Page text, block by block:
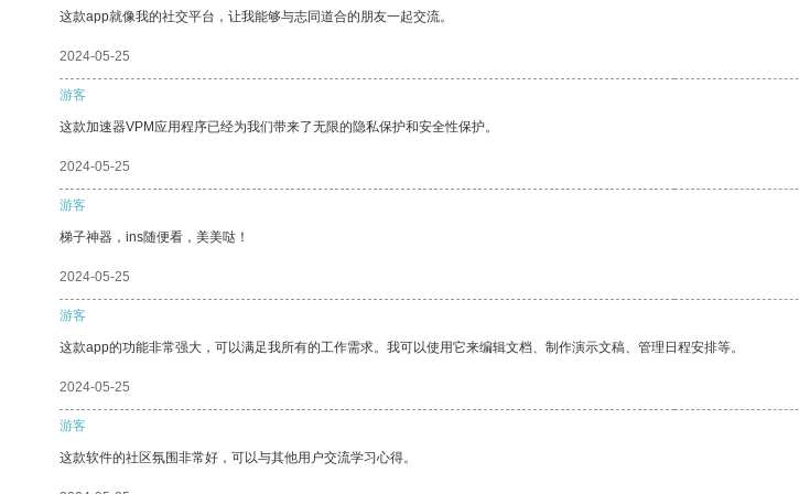
这款app就像我的社交平台，让我能够与志同道合的朋友一起交流。
2024-05-25
游客
这款加速器VPM应用程序已经为我们带来了无限的隐私保护和安全性保护。
2024-05-25
游客
梯子神器，ins随便看，美美哒！
2024-05-25
游客
这款app的功能非常强大，可以满足我所有的工作需求。我可以使用它来编辑文档、制作演示文稿、管理日程安排等。
2024-05-25
游客
这款软件的社区氛围非常好，可以与其他用户交流学习心得。